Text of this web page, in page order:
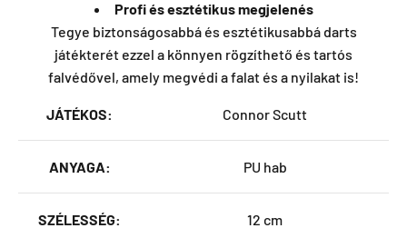
Profi és esztétikus megjelenés
Tegye biztonságosabbá és esztétikusabbá darts
játékterét ezzel a könnyen rögzíthető és tartós
falvédővel, amely megvédi a falat és a nyilakat is!
JÁTÉKOS: Connor Scutt
ANYAGA: PU hab
SZÉLESSÉG: 12 cm